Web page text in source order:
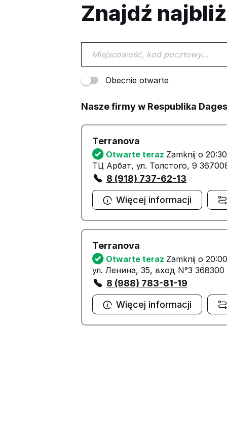
Znajdź
Obecnie otwarte
Nasze firmy w Respublika
Terranova
Otwarte teraz Zamknij o 20:30
ТЦ Арбат, ул. Толстого, 9
8 (918) 737-62-13
Więcej informacji
Terranova
Otwarte teraz Zamknij o 20:00
ул. Ленина, 35, вход N°3
8 (988) 783-81-19
Więcej informacji